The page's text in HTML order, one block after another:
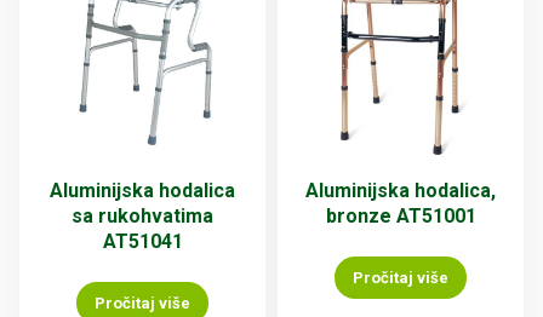
Aluminijska hodalica
sa rukohvatima
AT51041
Pročitaj više
Aluminijska hodalica,
bronze AT51001
Pročitaj više